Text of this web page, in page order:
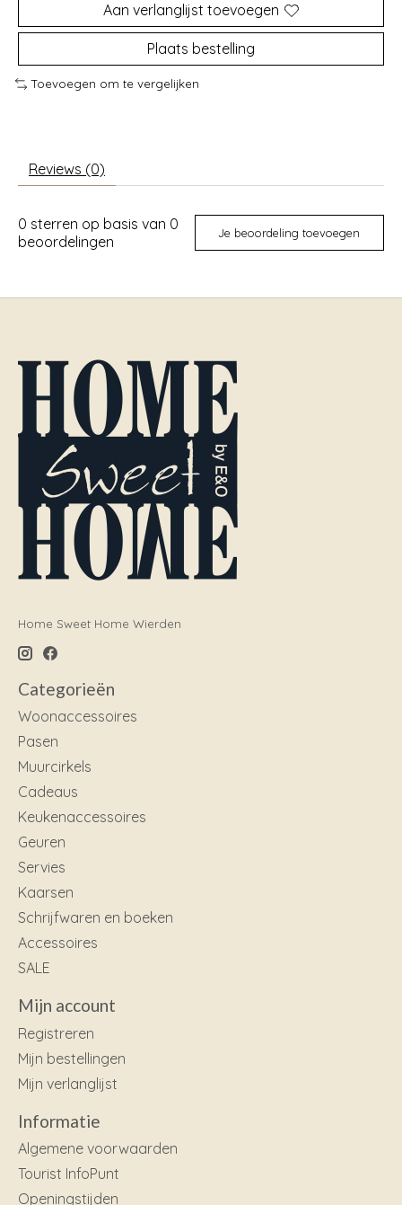
Aan verlanglijst toevoegen
Plaats bestelling
Toevoegen om te vergelijken
Reviews (0)
0 sterren op basis van 0
beoordelingen
Je beoordeling toevoegen
Home Sweet Home Wierden
Categorieën
Woonaccessoires
Pasen
Muurcirkels
Cadeaus
Keukenaccessoires
Geuren
Servies
Kaarsen
Schrijfwaren en boeken
Accessoires
SALE
Mijn account
Registreren
Mijn bestellingen
Mijn verlanglijst
Informatie
Algemene voorwaarden
Tourist InfoPunt
Openingstijden